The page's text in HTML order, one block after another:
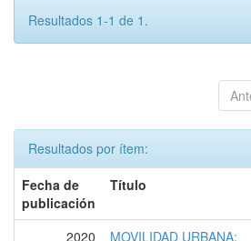
Resultados 1-1 de 1.
Resultados por ítem:
Fecha de
publicación
Título
2020
MOVILIDAD URBANA: